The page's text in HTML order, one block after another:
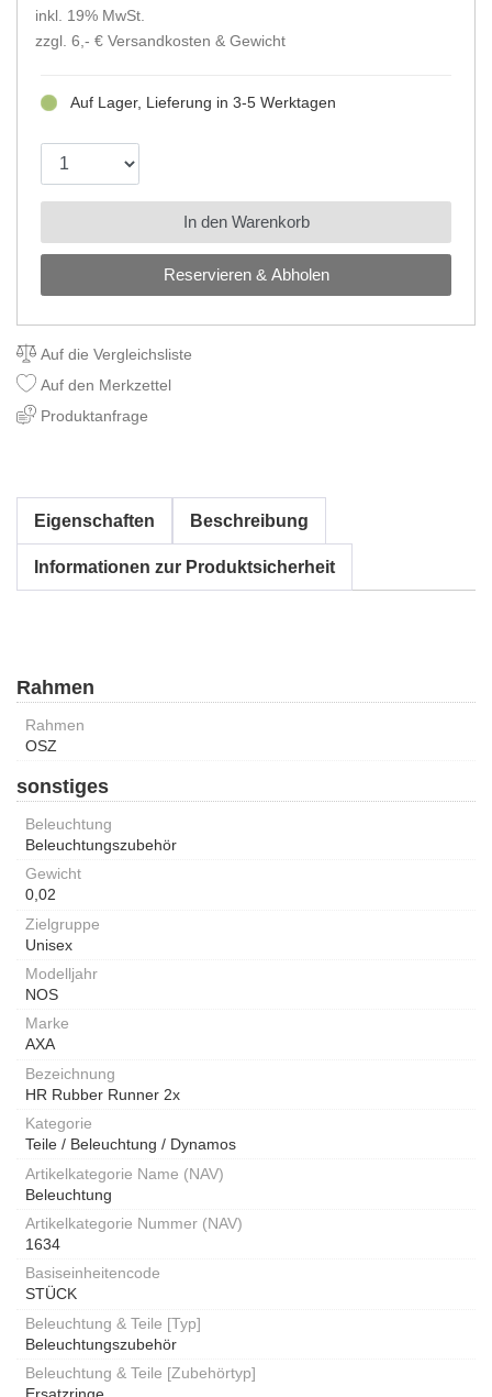
inkl. 19% MwSt.
zzgl. 6,- € Versandkosten & Gewicht
Reservieren & Abholen
Auf Lager, Lieferung in 3-5 Werktagen
In den Warenkorb
Auf die Vergleichsliste
Auf den Merkzettel
Produktanfrage
Eigenschaften Beschreibung
Informationen zur Produktsicherheit
Rahmen
Rahmen
OSZ
sonstiges
Beleuchtung
Beleuchtungszubehör
Gewicht
0,02
Zielgruppe
Unisex
Modelljahr
NOS
Marke
AXA
Bezeichnung
HR Rubber Runner 2x
Kategorie
Teile / Beleuchtung / Dynamos
Artikelkategorie Name (NAV)
Beleuchtung
Artikelkategorie Nummer (NAV)
1634
Basiseinheitencode
STÜCK
Beleuchtung & Teile [Typ]
Beleuchtungszubehör
Beleuchtung & Teile [Zubehörtyp]